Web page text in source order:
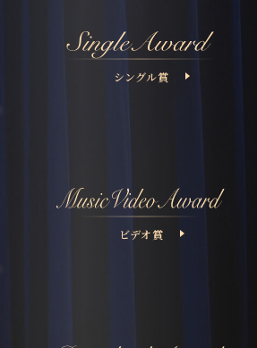
シングル賞
ビデオ賞